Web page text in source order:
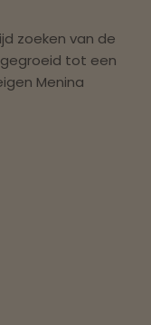
zoeken van de
tot een
Menina